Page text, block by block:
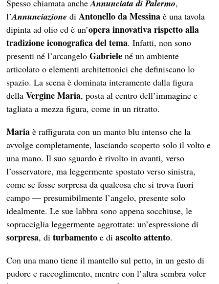
Spesso chiamata ancheAnnunciata di Palermo,
l’Annunciazione diAntonello da Messinaè una tavola
dipinta ad olio ed è un’opera innovativa rispetto alla
tradizione iconografica del tema. Infatti, non sono
presenti né l’arcangeloGabriele né un ambiente
articolato o elementi architettonici che definiscano lo
spazio. La scena è dominata interamente dalla figura
dellaVergine Maria, posta al centro dell’immagine e
tagliata a mezza figura, come in un ritratto.
Maria è raffigurata con un manto blu intenso che la
avvolge completamente, lasciando scoperto solo il volto e
una mano. Il suo sguardo è rivolto in avanti, verso
l’osservatore, ma leggermente spostato verso sinistra,
come se fosse sorpresa da qualcosa che si trova fuori
campo — presumibilmente l’angelo, presente solo
idealmente. Le sue labbra sono appena socchiuse, le
sopracciglia leggermente aggrottate: un’espressione di
sorpresa, diturbamento e diascolto attento.
Con una mano tiene il mantello sul petto, in un gesto di
pudore e raccoglimento, mentre con l’altra sembra voler